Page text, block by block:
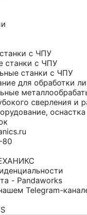
с ЧПУ
станки с ЧПУ
станки с ЧПУ
для обработки
сверления и
80
- Pandaworks
Telegram-